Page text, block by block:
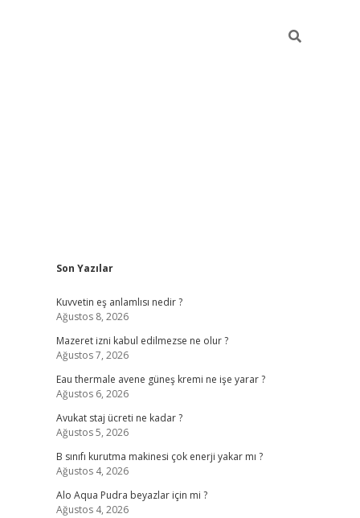
Sidebar
Son Yazılar
Kuvvetin eş anlamlısı nedir ?
Ağustos 8, 2026
Mazeret izni kabul edilmezse ne olur ?
Ağustos 7, 2026
Eau thermale avene güneş kremi ne işe yarar ?
Ağustos 6, 2026
Avukat staj ücreti ne kadar ?
Ağustos 5, 2026
B sınıfı kurutma makinesi çok enerji yakar mı ?
Ağustos 4, 2026
Alo Aqua Pudra beyazlar için mi ?
Ağustos 4, 2026